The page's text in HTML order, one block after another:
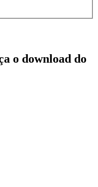
o download do